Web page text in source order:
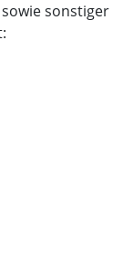
sonstiger